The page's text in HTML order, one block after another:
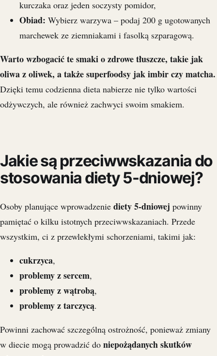
kurczaka oraz jeden soczysty pomidor,
Obiad: Wybierz warzywa – podaj 200 g ugotowanych
marchewek ze ziemniakami i fasolką szparagową.
Warto wzbogacić te smaki o zdrowe tłuszcze, takie jak
oliwa z oliwek, a także superfoodsy jak imbir czy matcha.
Dzięki temu codzienna dieta nabierze nie tylko wartości
odżywczych, ale również zachwyci swoim smakiem.
Jakie są przeciwwskazania do
stosowania diety 5-dniowej?
Osoby planujące wprowadzenie diety 5-dniowej powinny
pamiętać o kilku istotnych przeciwwskazaniach. Przede
wszystkim, ci z przewlekłymi schorzeniami, takimi jak:
cukrzyca,
problemy z sercem,
problemy z wątrobą,
problemy z tarczycą.
Powinni zachować szczególną ostrożność, ponieważ zmiany
w diecie mogą prowadzić do niepożądanych skutków